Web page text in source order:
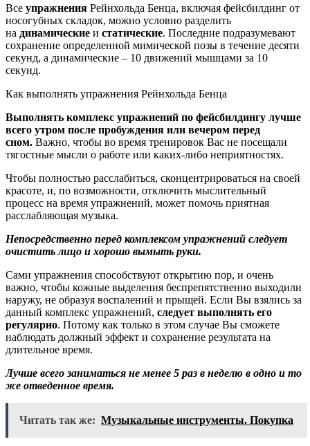
Все упражнения Рейнхольда Бенца, включая фейсбилдинг от
носогубных складок, можно условно разделить
на динамические и статические. Последние подразумевают
сохранение определенной мимической позы в течение десяти
секунд, а динамические – 10 движений мышцами за 10
секунд.
Как выполнять упражнения Рейнхольда Бенца
Выполнять комплекс упражнений по фейсбилдингу лучше
всего утром после пробуждения или вечером перед
сном. Важно, чтобы во время тренировок Вас не посещали
тягостные мысли о работе или каких-либо неприятностях.
Чтобы полностью расслабиться, сконцентрироваться на своей
красоте, и, по возможности, отключить мыслительный
процесс на время упражнений, может помочь приятная
расслабляющая музыка.
Непосредственно перед комплексом упражнений следует
очистить лицо и хорошо вымыть руки.
Сами упражнения способствуют открытию пор, и очень
важно, чтобы кожные выделения беспрепятственно выходили
наружу, не образуя воспалений и прыщей. Если Вы взялись за
данный комплекс упражнений, следует выполнять его
регулярно. Потому как только в этом случае Вы сможете
наблюдать должный эффект и сохранение результата на
длительное время.
Лучше всего заниматься не менее 5 раз в неделю в одно и то
же отведенное время.
Читать так же: Музыкальные инструменты. Покупка